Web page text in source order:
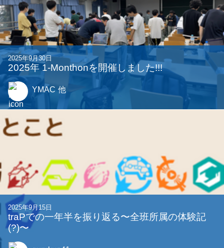
2025年9月30日
2025年 1-Monthonを開催しました!!!
YMAC 他
2025年9月15日
traPでの一年半を振り返る〜全班所属の体験記
(?)〜